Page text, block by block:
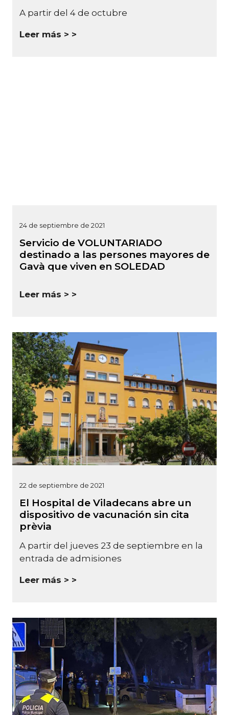
A partir del 4 de octubre
Leer más >
24 de septiembre de 2021
Servicio de VOLUNTARIADO
destinado a las persones mayores de
Gavà que viven en SOLEDAD
Leer más >
22 de septiembre de 2021
El Hospital de Viladecans abre un
dispositivo de vacunación sin cita
prèvia
A partir del jueves 23 de septiembre en la
entrada de admisiones
Leer más >